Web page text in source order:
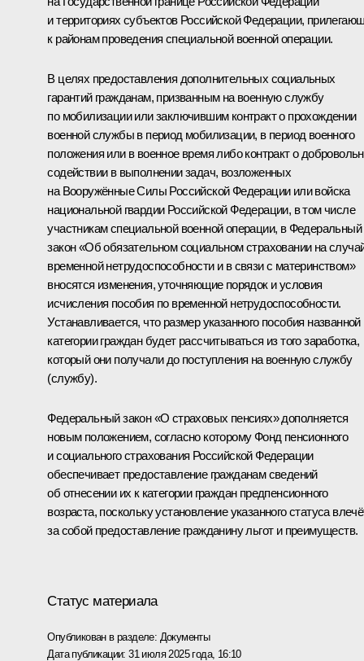
и территориях субъектов Российской Федерации,
к районам проведения специальной военной операции.
В целях предоставления дополнительных социальных
гарантий гражданам, призванным на военную службу
по мобилизации или заключившим контракт о прохождении
военной службы в период мобилизации, в период военного
положения или в военное время либо контракт о
содействии в выполнении задач, возложенных
на Вооружённые Силы Российской Федерации или войска
национальной гвардии Российской Федерации, в том числе
участникам специальной военной операции, в Федеральный
закон «Об обязательном социальном страховании на
временной нетрудоспособности и в связи с материнством»
вносятся изменения, уточняющие порядок и условия
исчисления пособия по временной нетрудоспособности.
Устанавливается, что размер указанного пособия названной
категории граждан будет рассчитываться из того заработка,
который они получали до поступления на военную службу
(службу).
Федеральный закон «О страховых пенсиях» дополняется
новым положением, согласно которому Фонд пенсионного
и социального страхования Российской Федерации
обеспечивает предоставление гражданам сведений
об отнесении их к категории граждан предпенсионного
возраста, поскольку установление указанного статуса
за собой предоставление гражданину льгот и преимуществ.
Статус материала
Опубликован в разделе: Документы
Дата публикации:31 июля 2025 года, 16:10